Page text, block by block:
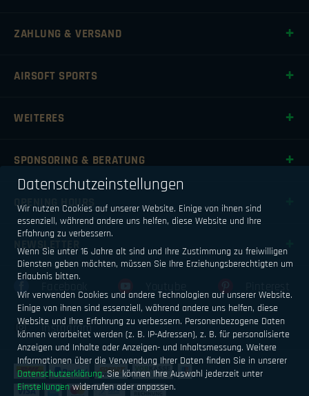
ZAHLUNG & VERSAND
AIRSOFT SPORTS
WEITERES
SPONSORING & BERATUNG
OPENING HOURS
NEWSLETTER
Instagram
Datenschutzeinstellungen
Wir nutzen Cookies auf unserer Website. Einige von ihnen sind
essenziell, während andere uns helfen, diese Website und Ihre
Erfahrung zu verbessern.
Wenn Sie unter 16 Jahre alt sind und Ihre Zustimmung zu freiwilligen
Diensten geben möchten, müssen Sie Ihre Erziehungsberechtigten um
Erlaubnis bitten.
Wir verwenden Cookies und andere Technologien auf unserer Website.
Einige von ihnen sind essenziell, während andere uns helfen, diese
Website und Ihre Erfahrung zu verbessern. Personenbezogene Daten
können verarbeitet werden (z. B. IP-Adressen), z. B. für personalisierte
Anzeigen und Inhalte oder Anzeigen- und Inhaltsmessung. Weitere
Informationen über die Verwendung Ihrer Daten finden Sie in unserer
Datenschutzerklärung. Sie können Ihre Auswahl jederzeit unter
Einstellungen widerrufen oder anpassen.